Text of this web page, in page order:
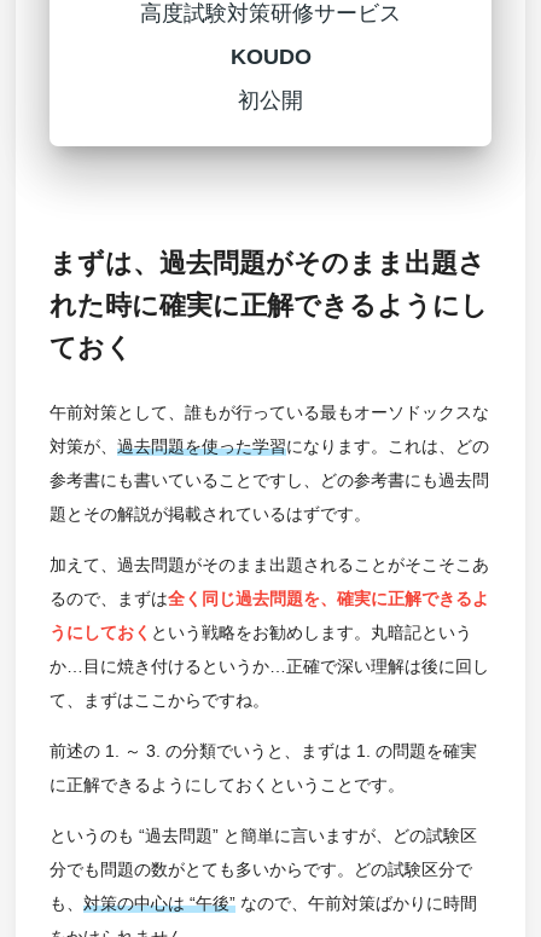
高度試験対策研修サービス
KOUDO
初公開
まずは、過去問題がそのまま出題さ
れた時に確実に正解できるようにし
ておく
午前対策として、誰もが行っている最もオーソドックスな
対策が、 過去問題を使った学習になります。これは、どの
参考書にも書いていることですし、どの参考書にも過去問
題とその解説が掲載されているはずです。
加えて、過去問題がそのまま出題されることがそこそこあ
るので、まずは全く同じ過去問題を、確実に正解できるよ
うにしておく という戦略をお勧めします。丸暗記という
か…目に焼き付けるというか…正確で深い理解は後に回し
て、まずはここからですね。
前述の 1. ～ 3. の分類でいうと、まずは 1. の問題を確実
に正解できるようにしておくということです。
というのも “過去問題” と簡単に言いますが、どの試験区
分でも問題の数がとても多いからです。どの試験区分で
も、 対策の中心は “午後”なので、午前対策ばかりに時間